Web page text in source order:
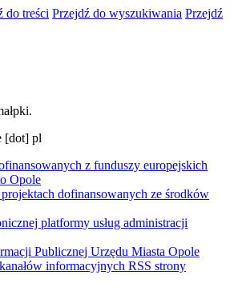
do treści Przejdź do wyszukiwania Przejdź
[dot] pl